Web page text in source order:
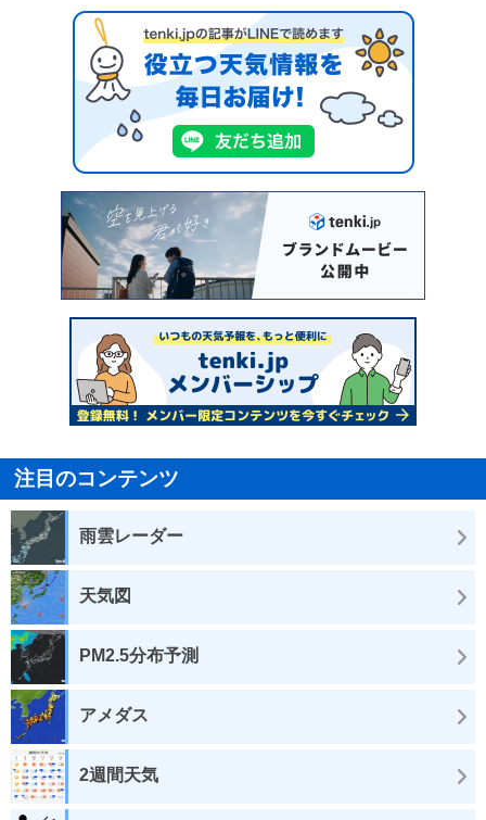
注目のコンテンツ
雨雲レーダー
天気図
PM2.5分布予測
アメダス
2週間天気